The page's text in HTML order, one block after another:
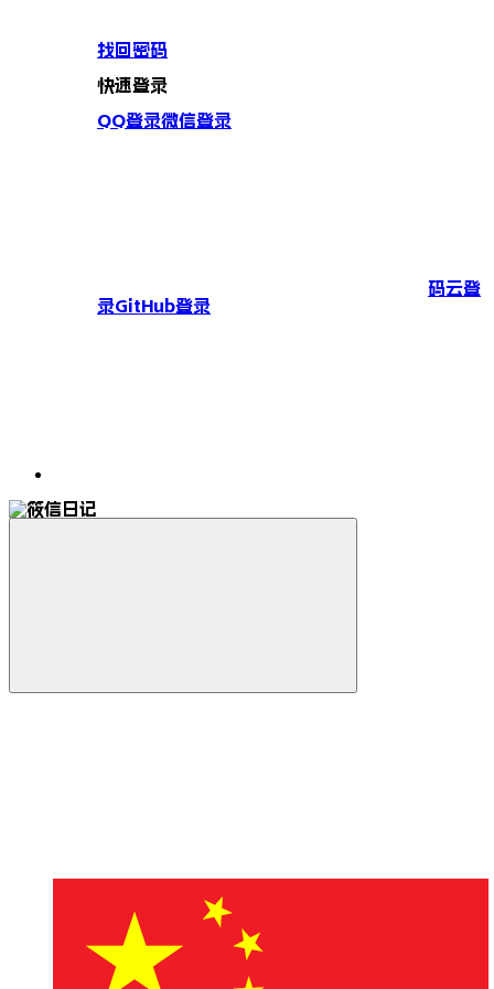
找回密码
快速登录
QQ登录微信登录
码云登
录GitHub登录